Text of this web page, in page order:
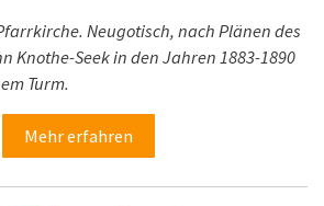
Neugotisch, nach Plänen des
Knothe-Seek in den Jahren 1883-1890
Turm.
Mehr erfahren